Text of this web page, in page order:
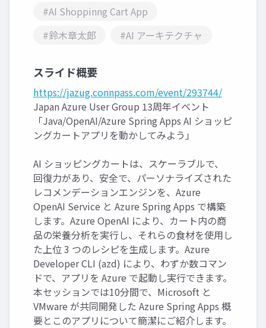
#AI Shoppinng Cart App
#鈴木章太郎
#AI アーキテクチャ
スライド概要
https://jazug.connpass.com/event/293744/
Japan Azure User Group 13周年イベント
「Java/OpenAI/Azure Spring Apps AI ショッピ
ングカートアプリを動かしてみよう」
AI ショッピングカートは、スケーラブルで、
回復力があり、安全で、パーソナライズされた
レコメンデーションエンジンを、Azure
OpenAI Service と Azure Spring Apps で構築
します。Azure OpenAI により、カート内の商
品の栄養分析を実行し、それらの食材を使用し
た上位 3 つのレシピを生成します。Azure
Developer CLI (azd) により、わずか数コマン
ドで、アプリを Azure で起動し実行できます。
本セッションでは10分間で、Microsoft と
VMware が共同開発した Azure Spring Apps 概
要とこのアプリについて簡潔にご紹介します。